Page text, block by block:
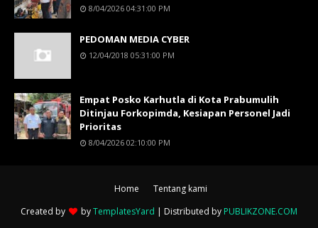
8/04/2026 04:31:00 PM
PEDOMAN MEDIA CYBER
12/04/2018 05:31:00 PM
Empat Posko Karhutla di Kota Prabumulih
Ditinjau Forkopimda, Kesiapan Personel Jadi
Prioritas
8/04/2026 02:10:00 PM
Home
Tentang kami
Created by
byTemplatesYard | Distributed by PUBLIKZONE.COM